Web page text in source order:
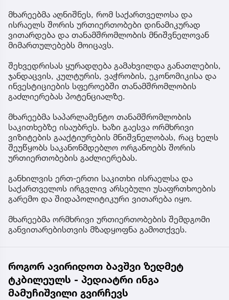
მხარეებმა აღნიშნეს, რომ საქართველოსა და
ისრაელს შორის ურთიერთობები დინამიკურად
ვითარდება და თანამშრომლობის მნიშვნელოვან
მიმართულებებს მოიცავს.
შეხვედრისას ყურადღება გამახვილდა განათლების,
ჯანდაცვის, კულტურის, ვაჭრობის, ეკონომიკისა და
ინვესტიციების სფეროებში თანამშრომლობის
გაძლიერებას პოტენციალზე.
მხარეებმა საპარლამენტო თანამშრომლობის
საკითხებზე ისაუბრეს. ხაზი გაესვა ორმხრივი
ვიზიტების გააქტიურების მნიშვნელობას, რაც ხელს
შეუწყობს საკანონმდებლო ორგანოებს შორის
ურთიერთობების გაძლიერებას.
განხილვის ერთ-ერთი საკითხი ისრაელსა და
საქართველოს ირგვლივ არსებული უსაფრთხოების
გარემო და შიდაპოლიტიკური ვითარება იყო.
მხარეებმა ორმხრივი ურთიერთობების შემდგომი
განვითარებისთვის მზადყოფნა გამოთქვეს.
როგორ ავირიდოთ ბავშვი ზედმეტ
ტკბილეულს - პედიატრი ინგა
მამუჩიშვილი გვირჩევს